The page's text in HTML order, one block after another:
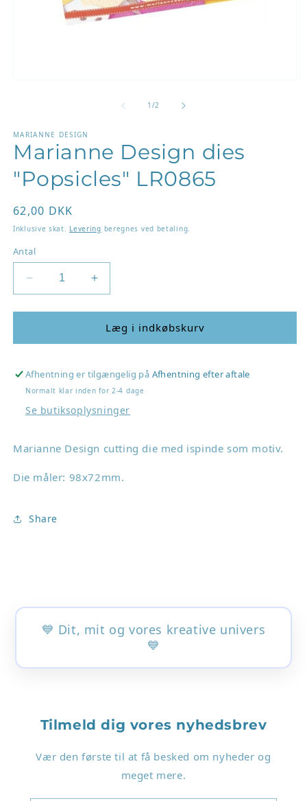
1 /af2
MARIANNE DESIGN
Marianne Design dies
"Popsicles" LR0865
Normalpris
62,00 DKK
Inklusive skat. Levering beregnes ved betaling.
Antal
Reducer
antallet
for
Design
&quot;Popsicles&quot;
LR0865
Øg
antallet
for
Marianne
Design
&quot;Popsicles&quot;
LR0865
Læg i indkøbskurv
Afhentning er tilgængelig på Afhentning efter aftale
Normalt klar inden for 2-4 dage
Se butiksoplysninger
Marianne Design cutting die med ispinde som motiv.
Die måler: 98x72mm.
Share
💙 Dit, mit og vores kreative univers
💙
Tilmeld dig vores nyhedsbrev
Vær den første til at få besked om nyheder og
meget mere.
Log ind på din konto for at tilføje produkter til